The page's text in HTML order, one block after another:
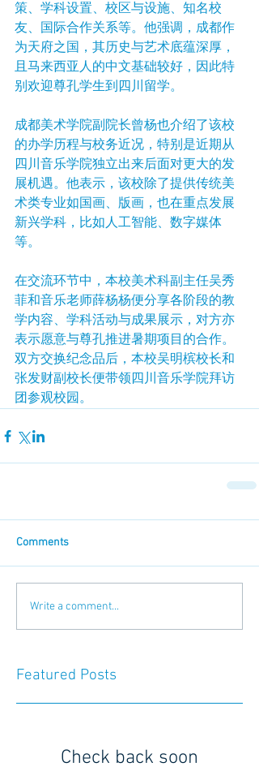
策、学科设置、校区与设施、知名校
友、国际合作关系等。他强调，成都作
为天府之国，其历史与艺术底蕴深厚，
且马来西亚人的中文基础较好，因此特
别欢迎尊孔学生到四川留学。
成都美术学院副院长曾杨也介绍了该校
的办学历程与校务近况，特别是近期从
四川音乐学院独立出来后面对更大的发
展机遇。他表示，该校除了提供传统美
术类专业如国画、版画，也在重点发展
新兴学科，比如人工智能、数字媒体
等。
在交流环节中，本校美术科副主任吴秀
菲和音乐老师薛杨杨便分享各阶段的教
学内容、学科活动与成果展示，对方亦
表示愿意与尊孔推进暑期项目的合作。
双方交换纪念品后，本校吴明槟校长和
张发财副校长便带领四川音乐学院拜访
团参观校园。
Comments
Write a comment...
Featured Posts
Check back soon